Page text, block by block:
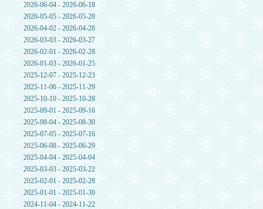
2026-06-04 - 2026-06-18
2026-05-05 - 2026-05-28
2026-04-02 - 2026-04-28
2026-03-03 - 2026-03-27
2026-02-01 - 2026-02-28
2026-01-03 - 2026-01-25
2025-12-07 - 2025-12-23
2025-11-06 - 2025-11-29
2025-10-10 - 2025-10-28
2025-09-01 - 2025-09-16
2025-08-04 - 2025-08-30
2025-07-05 - 2025-07-16
2025-06-08 - 2025-06-29
2025-04-04 - 2025-04-04
2025-03-03 - 2025-03-22
2025-02-01 - 2025-02-28
2025-01-01 - 2025-01-30
2024-11-04 - 2024-11-22